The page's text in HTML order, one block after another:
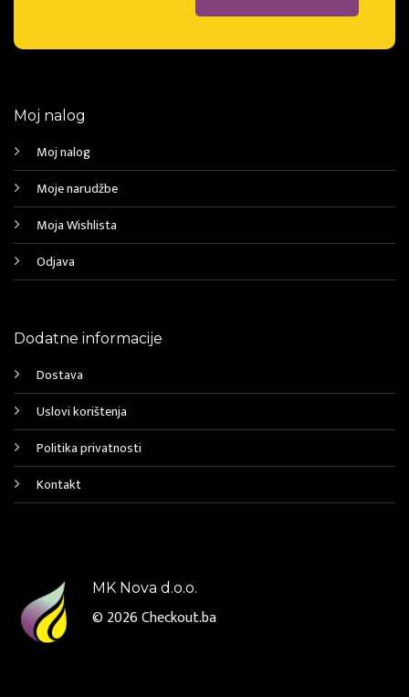
Moj nalog
Moj nalog
Moje narudžbe
Moja Wishlista
Odjava
Dodatne informacije
Dostava
Uslovi korištenja
Politika privatnosti
Kontakt
MK Nova d.o.o.
© 2026Checkout.ba